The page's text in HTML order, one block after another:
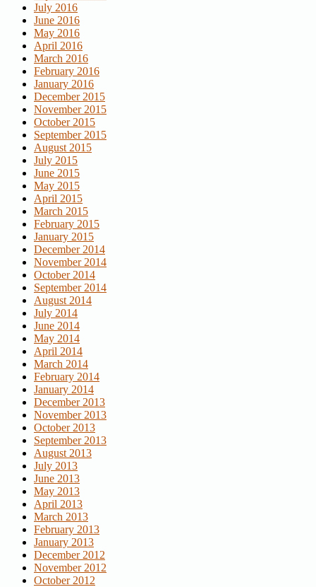
July 2016
June 2016
May 2016
April 2016
March 2016
February 2016
January 2016
December 2015
November 2015
October 2015
September 2015
August 2015
July 2015
June 2015
May 2015
April 2015
March 2015
February 2015
January 2015
December 2014
November 2014
October 2014
September 2014
August 2014
July 2014
June 2014
May 2014
April 2014
March 2014
February 2014
January 2014
December 2013
November 2013
October 2013
September 2013
August 2013
July 2013
June 2013
May 2013
April 2013
March 2013
February 2013
January 2013
December 2012
November 2012
October 2012